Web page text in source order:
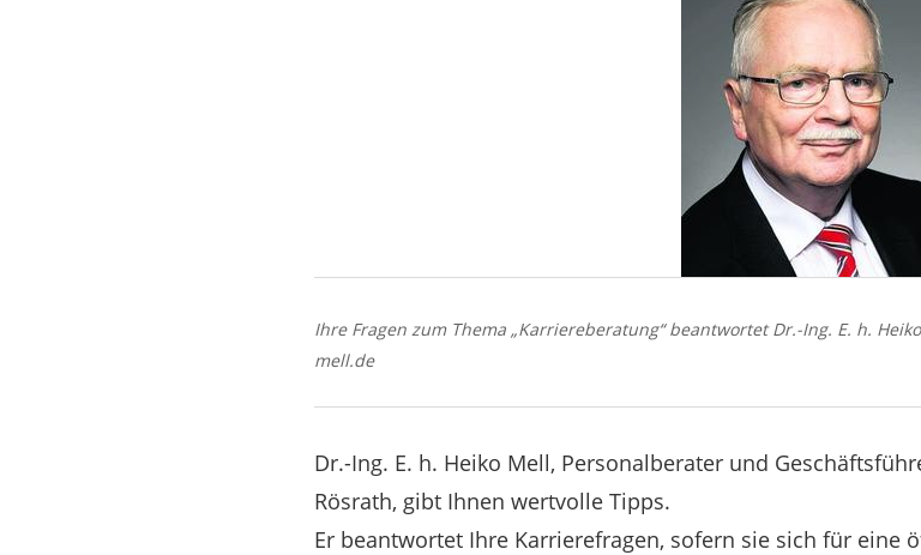
Ihre Fragen zum Thema „Karriereberatung“ beantwortet Dr.-Ing. E. h.
mell.de
Dr.-Ing. E. h. Heiko Mell, Personalberater und
Rösrath, gibt Ihnen wertvolle Tipps.
Er beantwortet Ihre Karrierefragen, sofern sie sich für eine